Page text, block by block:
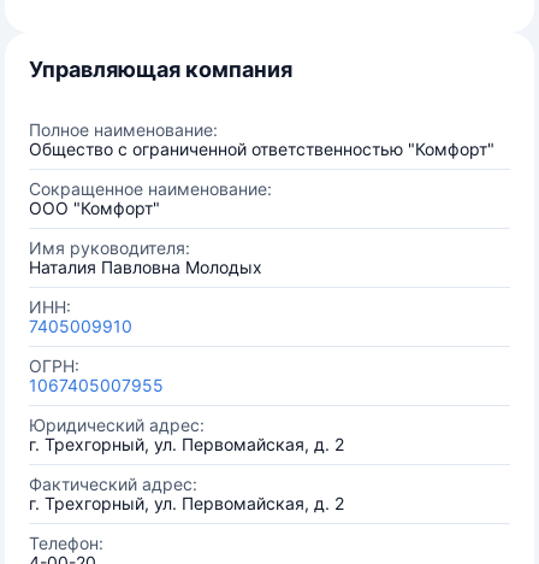
Управляющая компания
Полное наименование:
Общество с ограниченной ответственностью "Комфорт"
Сокращенное наименование:
ООО "Комфорт"
Имя руководителя:
Наталия Павловна Молодых
ИНН:
7405009910
ОГРН:
1067405007955
Юридический адрес:
г. Трехгорный, ул. Первомайская, д. 2
Фактический адрес:
г. Трехгорный, ул. Первомайская, д. 2
Телефон: